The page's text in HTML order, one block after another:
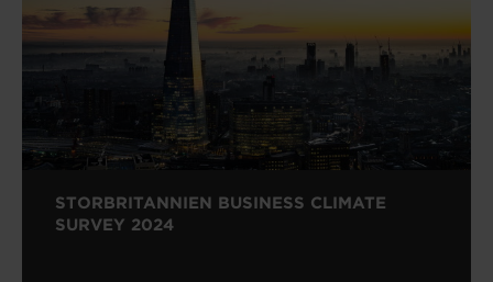
STORBRITANNIEN BUSINESS CLIMATE
SURVEY 2024